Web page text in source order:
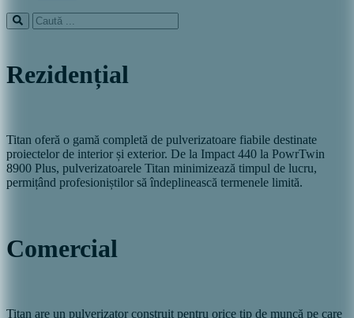
Rezidențial
Titan oferă o gamă completă de pulverizatoare fiabile destinate
proiectelor de interior și exterior. De la Impact 440 la PowrTwin
8900 Plus, pulverizatoarele Titan minimizează timpul de lucru,
permițând profesioniștilor să îndeplinească termenele limită.
Comercial
Titan are un pulverizator construit pentru orice tip de muncă pe care